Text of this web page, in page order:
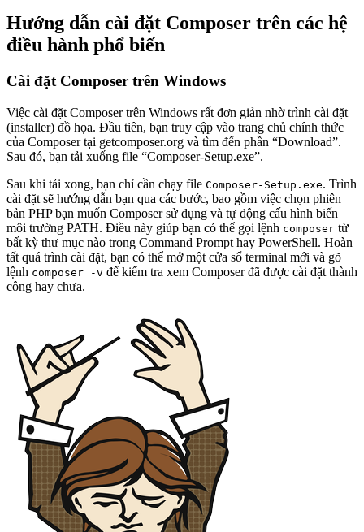
Hướng dẫn cài đặt Composer trên các hệ
điều hành phổ biến
Cài đặt Composer trên Windows
Việc cài đặt Composer trên Windows rất đơn giản nhờ trình cài đặt
(installer) đồ họa. Đầu tiên, bạn truy cập vào trang chủ chính thức
của Composer tại getcomposer.org và tìm đến phần “Download”.
Sau đó, bạn tải xuống file “Composer-Setup.exe”.
Sau khi tải xong, bạn chỉ cần chạy file Composer-Setup.exe. Trình
cài đặt sẽ hướng dẫn bạn qua các bước, bao gồm việc chọn phiên
bản PHP bạn muốn Composer sử dụng và tự động cấu hình biến
môi trường PATH. Điều này giúp bạn có thể gọi lệnh composer từ
bất kỳ thư mục nào trong Command Prompt hay PowerShell. Hoàn
tất quá trình cài đặt, bạn có thể mở một cửa sổ terminal mới và gõ
lệnh composer -v để kiểm tra xem Composer đã được cài đặt thành
công hay chưa.